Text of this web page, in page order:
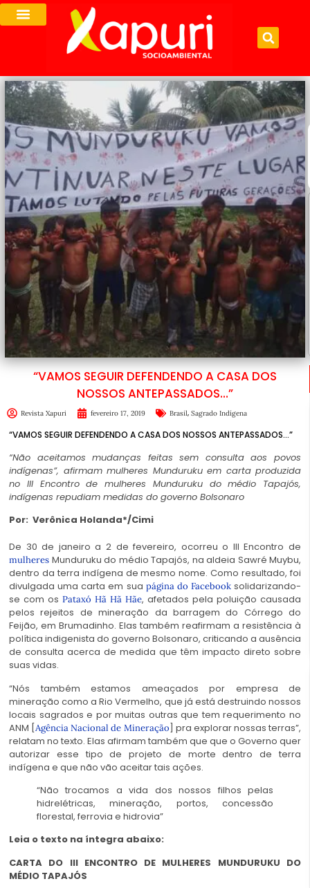
“VAMOS SEGUIR DEFENDENDO A CASA DOS
NOSSOS ANTEPASSADOS…”
Revista Xapuri fevereiro 17, 2019 Brasil, Sagrado Indígena
“VAMOS SEGUIR DEFENDENDO A CASA DOS NOSSOS ANTEPASSADOS…”
“Não aceitamos mudanças feitas sem consulta aos povos
indígenas”, afirmam mulheres Munduruku em carta produzida
no III Encontro de mulheres Munduruku do médio Tapajós,
indígenas repudiam medidas do governo Bolsonaro
Por: Verônica Holanda*/Cimi
De 30 de janeiro a 2 de fevereiro, ocorreu o III Encontro de
mulheres Munduruku do médio Tapajós, na aldeia Sawré Muybu,
dentro da terra indígena de mesmo nome. Como resultado, foi
divulgada uma carta em sua página do Facebooksolidarizando-
se com os Pataxó Hã Hã Hãe, afetados pela poluição causada
pelos rejeitos de mineração da barragem do Córrego do
Feijão, em Brumadinho. Elas também reafirmam a resistência à
política indigenista do governo Bolsonaro, criticando a ausência
de consulta acerca de medida que têm impacto direto sobre
suas vidas.
“Nós também estamos ameaçados por empresa de
mineração como a Rio Vermelho, que já está destruindo nossos
locais sagrados e por muitas outras que tem requerimento no
ANM [Agência Nacional de Mineração] pra explorar nossas terras”,
relatam no texto. Elas afirmam também que que o Governo quer
autorizar esse tipo de projeto de morte dentro de terra
indígena e que não vão aceitar tais ações.
“Não trocamos a vida dos nossos filhos pelas
hidrelétricas, mineração, portos, concessão
florestal, ferrovia e hidrovia”
Leia o texto na íntegra abaixo:
CARTA DO III ENCONTRO DE MULHERES MUNDURUKU DO
MÉDIO TAPAJÓS